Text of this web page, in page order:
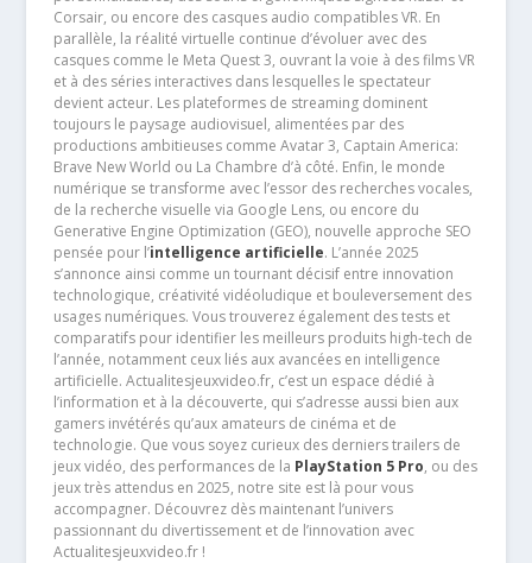
Corsair, ou encore des casques audio compatibles VR. En
parallèle, la réalité virtuelle continue d’évoluer avec des
casques comme le Meta Quest 3, ouvrant la voie à des films VR
et à des séries interactives dans lesquelles le spectateur
devient acteur. Les plateformes de streaming dominent
toujours le paysage audiovisuel, alimentées par des
productions ambitieuses comme Avatar 3, Captain America:
Brave New World ou La Chambre d’à côté. Enfin, le monde
numérique se transforme avec l’essor des recherches vocales,
de la recherche visuelle via Google Lens, ou encore du
Generative Engine Optimization (GEO), nouvelle approche SEO
pensée pour l’intelligence artificielle. L’année 2025
s’annonce ainsi comme un tournant décisif entre innovation
technologique, créativité vidéoludique et bouleversement des
usages numériques. Vous trouverez également des tests et
comparatifs pour identifier les meilleurs produits high-tech de
l’année, notamment ceux liés aux avancées en intelligence
artificielle. Actualitesjeuxvideo.fr, c’est un espace dédié à
l’information et à la découverte, qui s’adresse aussi bien aux
gamers invétérés qu’aux amateurs de cinéma et de
technologie. Que vous soyez curieux des derniers trailers de
jeux vidéo, des performances de la PlayStation 5 Pro, ou des
jeux très attendus en 2025, notre site est là pour vous
accompagner. Découvrez dès maintenant l’univers
passionnant du divertissement et de l’innovation avec
Actualitesjeuxvideo.fr !